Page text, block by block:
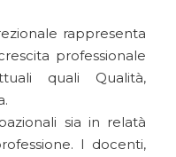
rappresenta
professionale
quali Qualità,
sia in relatà
I docenti,